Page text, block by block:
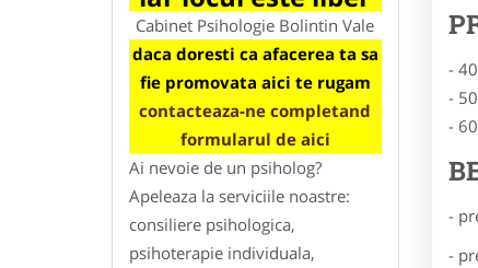
Cabinet Psihologie Bolintin Vale
daca doresti ca afacerea ta sa
fie promovata aici te rugam
contacteaza-ne completand
formularul de aici
Ai nevoie de un psiholog?
Apeleaza la serviciile noastre:
consiliere psihologica,
psihoterapie individuala,
-
-
-
-
-